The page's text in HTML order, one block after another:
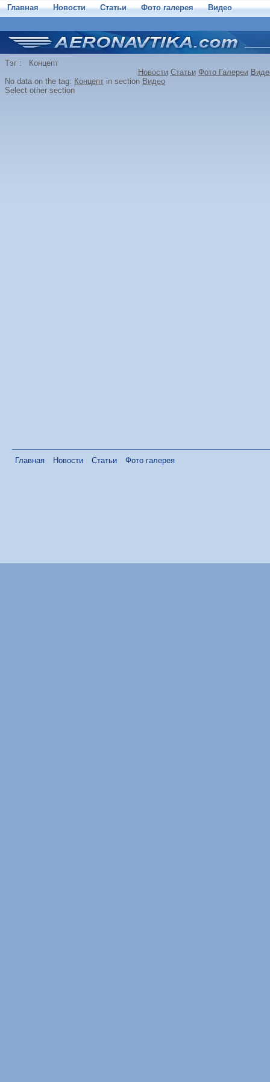
Главная Новости Статьи Фото галерея Видео
Тэг : Концепт
Новости Статьи Фото Галереи
No data on the tag: Концепт in section Видео
Select other section
Главная Новости Статьи Фото галерея